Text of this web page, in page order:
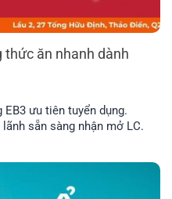
thức ăn nhanh dành
ưu tiên tuyển dụng.
sẵn sàng nhận mở LC.